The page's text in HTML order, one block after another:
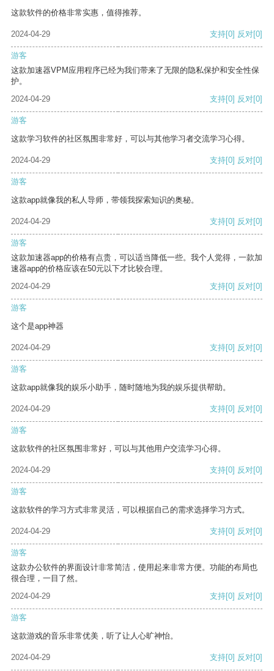
这款软件的价格非常实惠，值得推荐。
2024-04-29 支持[0] 反对[0]
游客
这款加速器VPM应用程序已经为我们带来了无限的隐私保护和安全性保
护。
2024-04-29
支持[0] 反对[0]
游客
这款学习软件的社区氛围非常好，可以与其他学习者交流学习心得。
2024-04-29 支持[0] 反对[0]
游客
这款app就像我的私人导师，带领我探索知识的奥秘。
2024-04-29 支持[0] 反对[0]
游客
这款加速器app的价格有点贵，可以适当降低一些。我个人觉得，一款加
速器app的价格应该在50元以下才比较合理。
2024-04-29
支持[0] 反对[0]
游客
这个是app神器
2024-04-29 支持[0] 反对[0]
游客
这款app就像我的娱乐小助手，随时随地为我的娱乐提供帮助。
2024-04-29 支持[0] 反对[0]
游客
这款软件的社区氛围非常好，可以与其他用户交流学习心得。
2024-04-29 支持[0] 反对[0]
游客
这款软件的学习方式非常灵活，可以根据自己的需求选择学习方式。
2024-04-29 支持[0] 反对[0]
游客
这款办公软件的界面设计非常简洁，使用起来非常方便。功能的布局也
很合理，一目了然。
2024-04-29
支持[0] 反对[0]
游客
这款游戏的音乐非常优美，听了让人心旷神怡。
2024-04-29 支持[0] 反对[0]